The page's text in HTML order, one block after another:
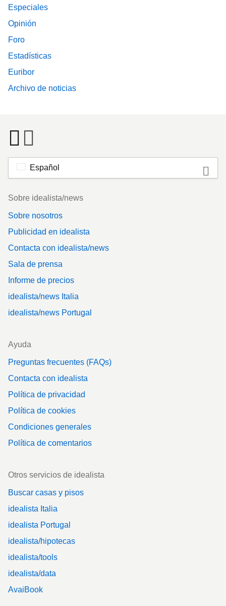
Especiales
Opinión
Foro
Estadísticas
Euribor
Archivo de noticias
Español
Footer
Sobre idealista/news
Sobre nosotros
Publicidad en idealista
Contacta con idealista/news
Sala de prensa
Informe de precios
idealista/news Italia
idealista/news Portugal
Ayuda
Preguntas frecuentes (FAQs)
Contacta con idealista
Política de privacidad
Política de cookies
Condiciones generales
Política de comentarios
Otros servicios de idealista
Buscar casas y pisos
idealista Italia
idealista Portugal
idealista/hipotecas
idealista/tools
idealista/data
AvaiBook